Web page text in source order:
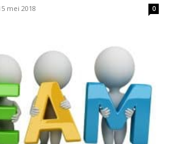
mei 2018 0